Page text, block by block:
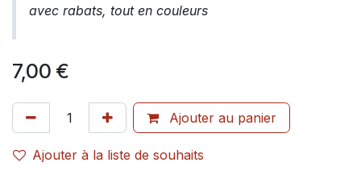
avec rabats, tout en couleurs
7,00 €
Ajouter au panier
Ajouter à la liste de souhaits